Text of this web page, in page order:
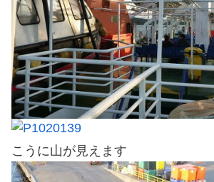
こうに山が見えます